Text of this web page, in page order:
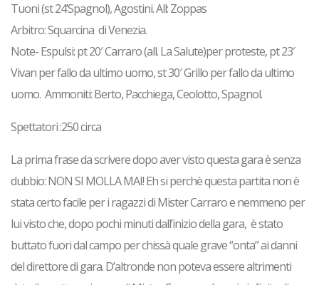
Tuoni (st 24’Spagnol), Agostini. All: Zoppas
Arbitro: Squarcina di Venezia.
Note- Espulsi: pt 20′ Carraro (all. La Salute)per proteste, pt 23′
Vivan per fallo da ultimo uomo, st 30′ Grillo per fallo da ultimo
uomo. Ammoniti: Berto, Pacchiega, Ceolotto, Spagnol.
Spettatori :250 circa
La prima frase da scrivere dopo aver visto questa gara è senza
dubbio:NON SI MOLLA MAI! Eh si perchè questa partita non è
stata certo facile per i ragazzi di Mister Carraro e nemmeno per
lui visto che, dopo pochi minuti dall’inizio della gara, è stato
buttato fuori dal campo per chissà quale grave “onta” ai danni
del direttore di gara. D’altronde non poteva essere altrimenti